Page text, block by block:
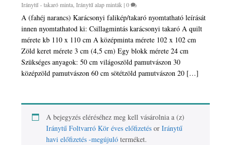
Iránytű - takaró minta,Iránytű alap minták|0
A (fahéj narancs) Karácsonyi falikép/takaró nyomtatható leírását
innen nyomtathatod ki: Csillagmintás karácsonyi takaró A quilt
mérete kb 110 x 110 cm A középminta mérete 102 x 102 cm
Zöld keret mérete 3 cm (4,5 cm) Egy blokk mérete 24 cm
Szükséges anyagok: 50 cm világoszöld pamutvászon 30
középzöld pamutvászon 60 cm sötétzöld pamutvászon 20 […]
A bejegyzés eléréséhez meg kell vásárolnia a (z)
Iránytű Foltvarró Kör éves előfizetés orIránytű
havi előfizetés -megújuló terméket.